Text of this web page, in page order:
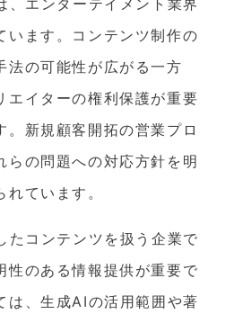
、エンターテイメント業界
います。コンテンツ制作の
法の可能性が広がる一方
エイターの権利保護が重要
。新規顧客開拓の営業プロ
らの問題への対応方針を明
ています。
たコンテンツを扱う企業で
性のある情報提供が重要で
は、生成AIの活用範囲や著